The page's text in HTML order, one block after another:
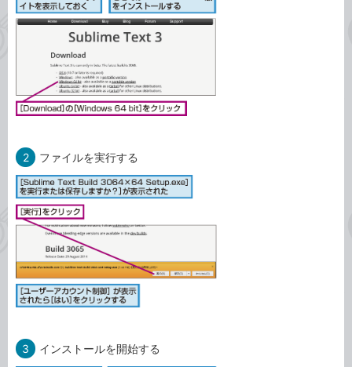
2 ファイルを実行する
3 インストールを開始する